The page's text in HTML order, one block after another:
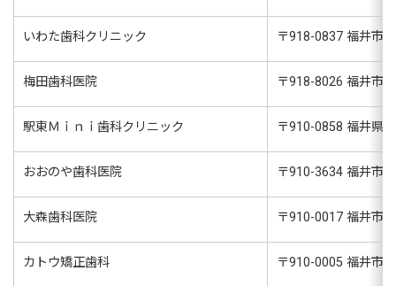
いわた歯科クリニック 〒918-0837 福井市
梅田歯科医院 〒918-8026 福井市
駅東Ｍｉｎｉ歯科クリニック 〒910-0858 福井県
おおのや歯科医院 〒910-3634 福井市
大森歯科医院 〒910-0017 福井市
カトウ矯正歯科 〒910-0005 福井市